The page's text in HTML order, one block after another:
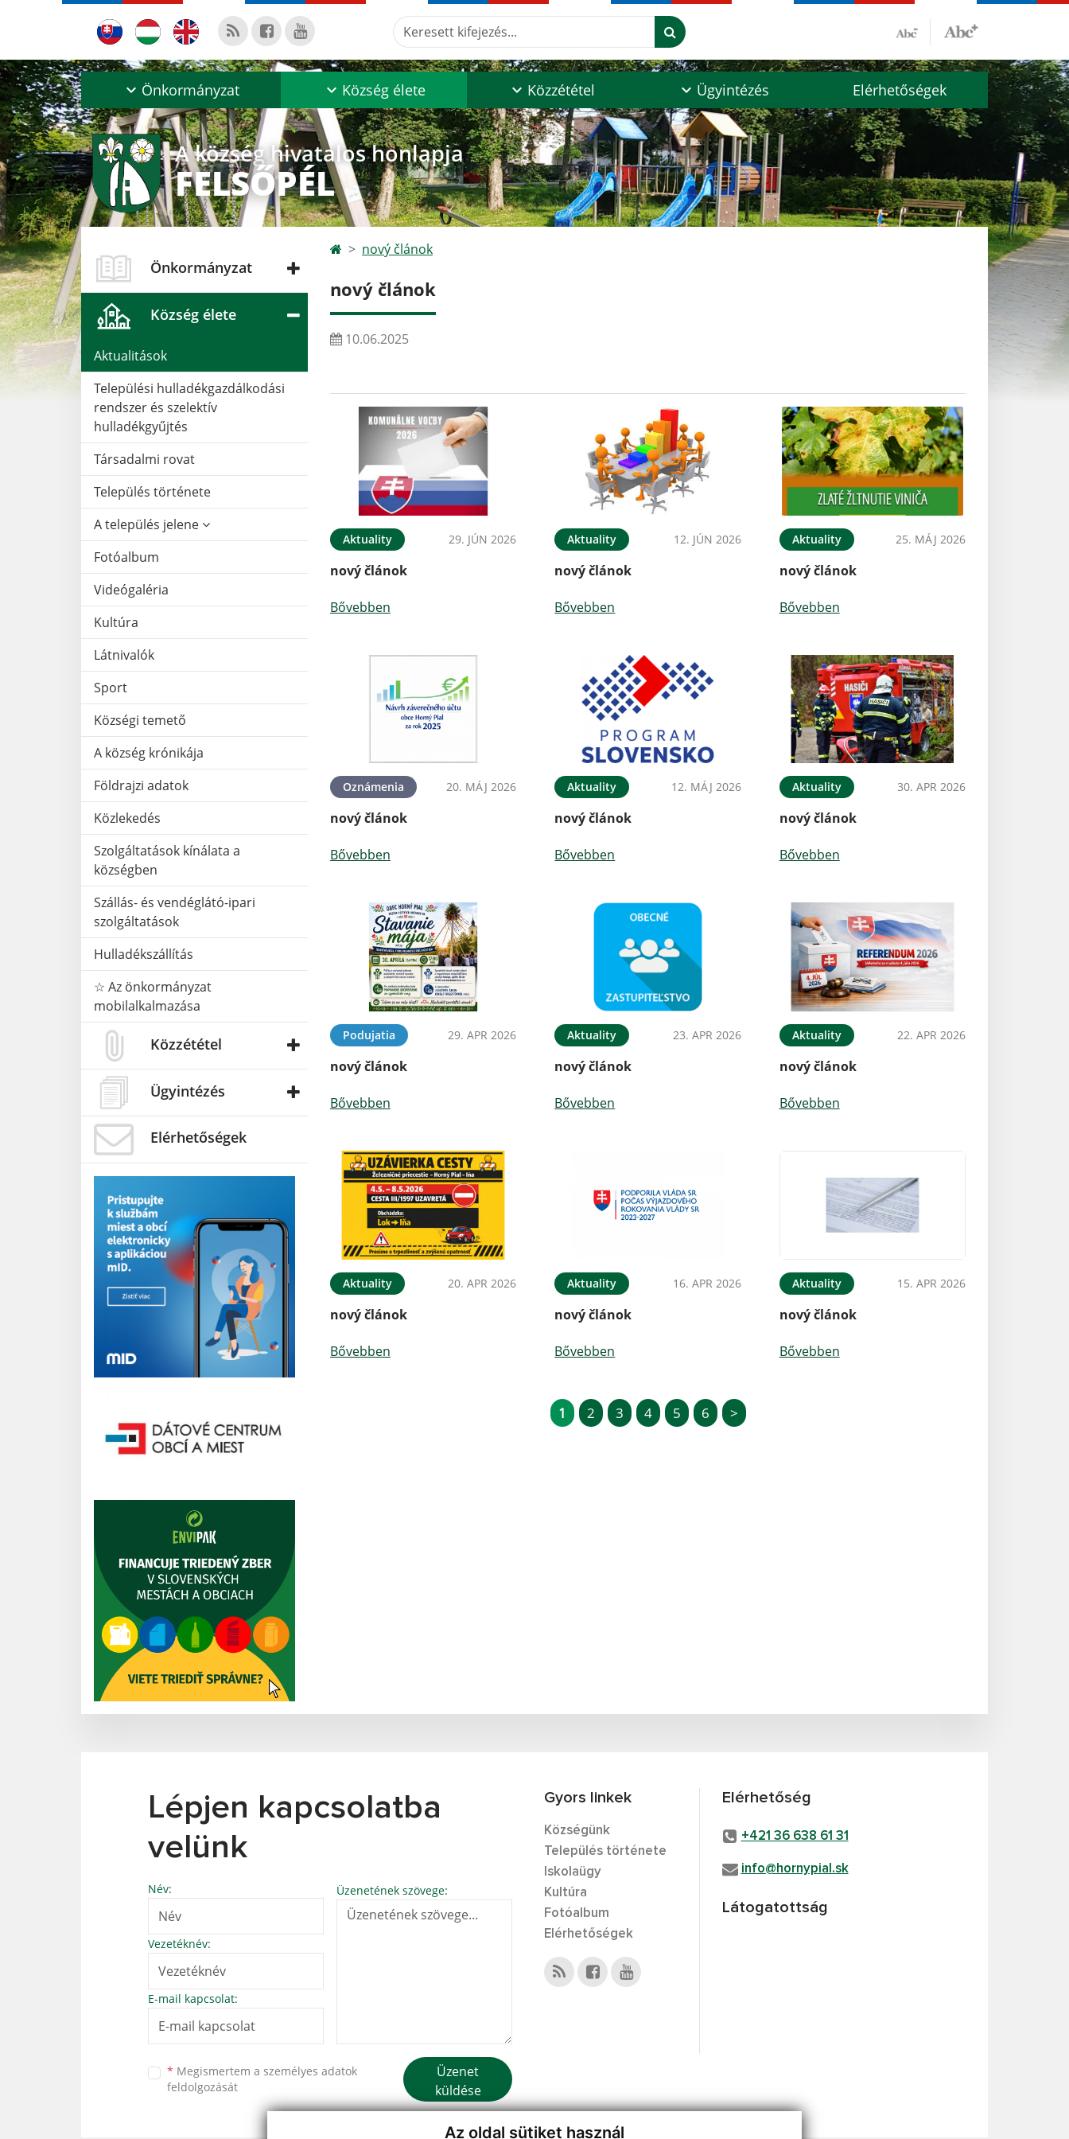
Az oldal sütiket használ
Keresett kifejezés...
Önkormányzat Község élete Közzététel Ügyintézés Elérhetőségek
A község hivatalos honlapja
FELSŐPÉL
Önkormányzat
Község élete
Aktualitások
Települési hulladékgazdálkodási
rendszer és szelektív
hulladékgyűjtés
Társadalmi rovat
Település története
A település jelene
Fotóalbum
Videógaléria
Kultúra
Látnivalók
Sport
Községi temető
A község krónikája
Földrajzi adatok
Közlekedés
Szolgáltatások kínálata a
községben
Szállás- és vendéglátó-ipari
szolgáltatások
Hulladékszállítás
☆ Az önkormányzat
mobilalkalmazása
Közzététel
Ügyintézés
Elérhetőségek
nový článok
nový článok
10.06.2025
Aktuality 29. JÚN 2026
nový článok
Bővebben
Aktuality 12. JÚN 2026
nový článok
Bővebben
Aktuality 25. MÁJ 2026
nový článok
Bővebben
Oznámenia 20. MÁJ 2026
nový článok
Bővebben
Aktuality 12. MÁJ 2026
nový článok
Bővebben
Aktuality 30. APR 2026
nový článok
Bővebben
Podujatia 29. APR 2026
nový článok
Bővebben
Aktuality 23. APR 2026
nový článok
Bővebben
Aktuality 22. APR 2026
nový článok
Bővebben
Aktuality 20. APR 2026
nový článok
Bővebben
Aktuality 16. APR 2026
nový článok
Bővebben
Aktuality 15. APR 2026
nový článok
Bővebben
1 2 3 4 5 6 >
Lépjen kapcsolatba
velünk
Név:
Vezetéknév:
E-mail kapcsolat:
Üzenetének szövege:
* Megismertem a személyes adatok
feldolgozását
Üzenet
küldése
Gyors linkek
Községünk
Település története
Iskolaügy
Kultúra
Fotóalbum
Elérhetőségek
Elérhetőség
+421 36 638 61 31
info@hornypial.sk
Látogatottság